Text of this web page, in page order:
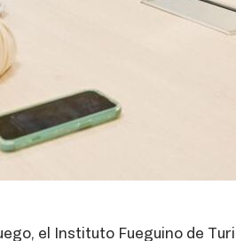
el Instituto Fueguino de